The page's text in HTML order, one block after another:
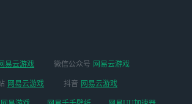
易云游戏 微信公众号 网易云游戏
网易云游戏 抖音 网易云游戏